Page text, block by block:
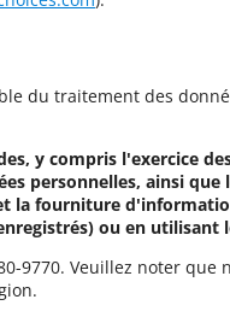
du traitement des
y compris l'exercice
personnelles, ainsi
la fourniture
ou en utilisant
9770. Veuillez noter